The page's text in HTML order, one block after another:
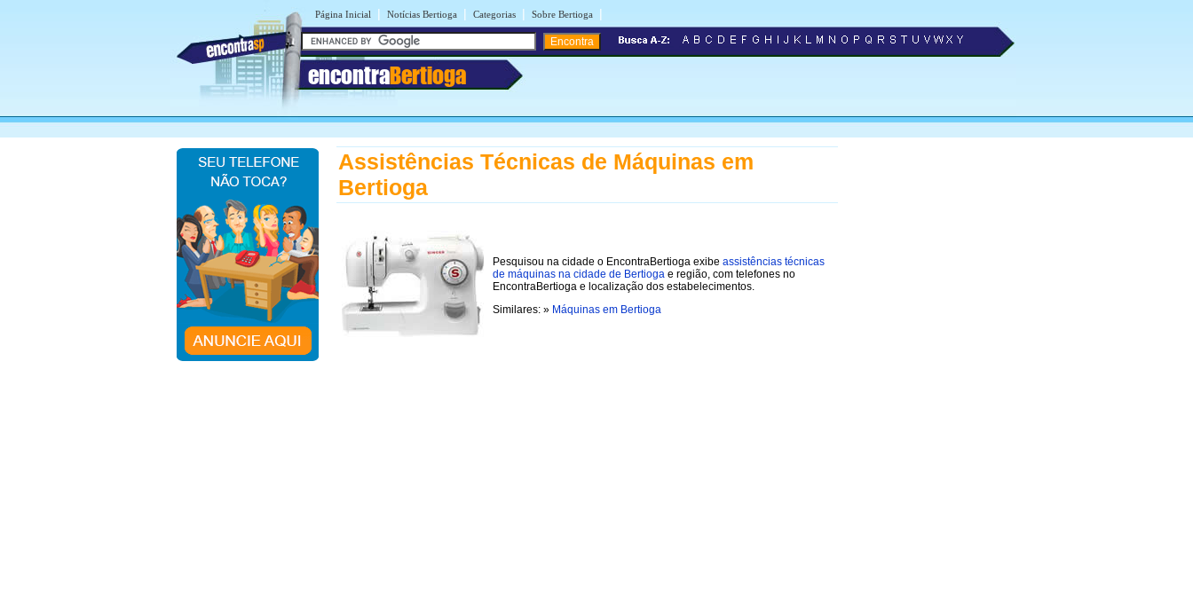
Página Inicial | Notícias Bertioga | Categorias | Sobre Bertioga |
encontraBertioga
Assistências Técnicas de Máquinas em
Bertioga
Pesquisou na cidade o EncontraBertioga exibe assistências técnicas
de máquinas na cidade de Bertioga e região, com telefones no
EncontraBertioga e localização dos estabelecimentos.
Similares: » Máquinas em Bertioga